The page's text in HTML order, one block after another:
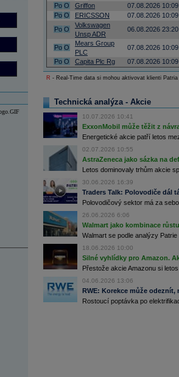
Po O Griffon
07.08.2026
Po O ERICSSON
07.08.2026
Po O
Volkswagen
Unsp ADR
06.08.2026
Po O
Mears Group
PLC
07.08.2026
Po O Capita Plc Rg 07.08.2026
R - Real-Time data si mohou aktivovat klienti
Technická analýza - Akcie
10.07.2026 10:41
ExxonMobil může těžit z
Energetické akcie patří letos
02.07.2026 10:55
AstraZeneca jako sázka na
Letos dominovaly trhům akcie
30.06.2026 16:39
Traders Talk: Polovodiče dál
Polovodičový sektor má za
26.06.2026 6:06
Walmart jako kombinace
Walmart se podle analýzy
18.06.2026 10:00
Silné vyhlídky pro Amazon.
Přestože akcie Amazonu si
04.06.2026 13:06
RWE: Korekce může
Rostoucí poptávka po